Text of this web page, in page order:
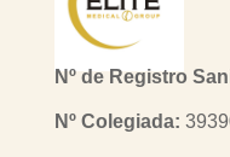
Nº de Registro
Nº Colegiada: